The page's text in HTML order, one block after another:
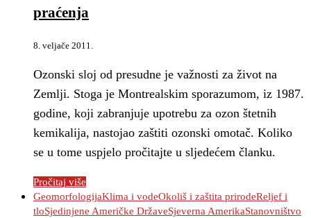
praćenja
8. veljače 2011.
Ozonski sloj od presudne je važnosti za život na
Zemlji. Stoga je Montrealskim sporazumom, iz 1987.
godine, koji zabranjuje upotrebu za ozon štetnih
kemikalija, nastojao zaštiti ozonski omotač. Koliko
se u tome uspjelo pročitajte u sljedećem članku.
Pročitaj više
GeomorfologijaKlima i vodeOkoliš i zaštita prirodeReljef i
tloSjedinjene Američke DržaveSjeverna AmerikaStanovništvo